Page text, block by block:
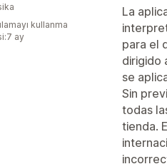
La
para el
dirigido
se
Sin
todas
tienda.
kullanma
ay